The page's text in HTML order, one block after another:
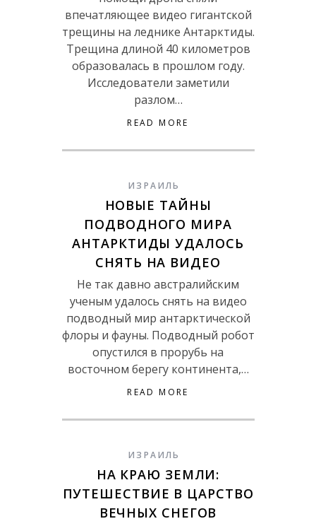
впечатляющее видео гигантской
трещины на леднике Антарктиды.
Трещина длиной 40 километров
образовалась в прошлом году.
Исследователи заметили
разлом…
READ MORE
ИЗРАИЛЬ
НОВЫЕ ТАЙНЫ
ПОДВОДНОГО МИРА
АНТАРКТИДЫ УДАЛОСЬ
СНЯТЬ НА ВИДЕО
Не так давно австралийским
ученым удалось снять на видео
подводный мир антарктической
флоры и фауны. Подводный робот
опустился в прорубь на
восточном берегу континента,…
READ MORE
ИЗРАИЛЬ
НА КРАЮ ЗЕМЛИ:
ПУТЕШЕСТВИЕ В ЦАРСТВО
ВЕЧНЫХ СНЕГОВ